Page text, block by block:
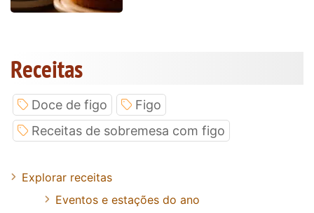
Receitas
Doce de figo
Figo
Receitas de sobremesa com figo
Explorar receitas
Eventos e estações do ano